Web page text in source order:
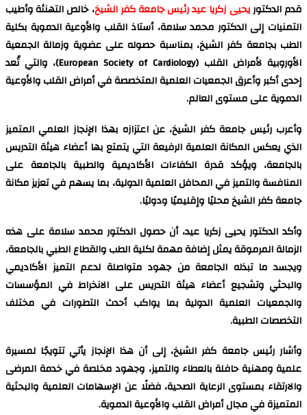
قدم الدكتوريحيى زكريا عيد رئيس جامعة كفر الشيخ، خالص التهنئة وأطيب
التمنيات إلى الدكتور محمد سلامة، أستاذ القلب والأوعية الدموية بكلية
الطب بجامعة كفر الشيخ، بمناسبة حصوله على عضوية وزمالة الجمعية
الأوروبية لأمراض القلب (European Society of Cardiology)، والتي تُعد
إحدى أكبر وأعرق الجمعيات العلمية المتخصصة في أمراض القلب والأوعية
الدموية على مستوى العالم.
وأعرب رئيس جامعة كفر الشيخ، عن اعتزازه بهذا الإنجاز العلمي المتميز
الذي يعكس المكانة العلمية الرفيعة التي يتمتع بها أعضاء هيئة التدريس
بالجامعة، ويؤكد قدرة الكفاءات الأكاديمية والطبية بالجامعة على
المنافسة والتميز في المحافل العلمية الدولية، بما يسهم في تعزيز مكانة
جامعة كفر الشيخ محليًا وإقليميًا ودوليًا.
وأكد الدكتور يحيى زكريا عيد، أن حصول الدكتور محمد سلامة على هذه
الزمالة المرموقة يمثل إضافة مهمة لكلية الطب والقطاع الطبي بالجامعة،
ويجسد ما تبذله الجامعة من جهود متواصلة لدعم التميز الأكاديمي
والبحثي وتشجيع أعضاء هيئة التدريس على الانخراط في المؤسسات
والجمعيات العلمية الدولية بما يواكب أحدث التطورات في مختلف
التخصصات الطبية.
وأشار رئيس جامعة كفر الشيخ، إلى أن هذا الإنجاز يأتي تتويجًا لمسيرة
علمية ومهنية حافلة بالعطاء والتميز، وجهود مخلصة في خدمة المرضى
والارتقاء بمستوى الرعاية الصحية، فضلًا عن الإسهامات العلمية والبحثية
المتميزة في مجال أمراض القلب والأوعية الدموية.